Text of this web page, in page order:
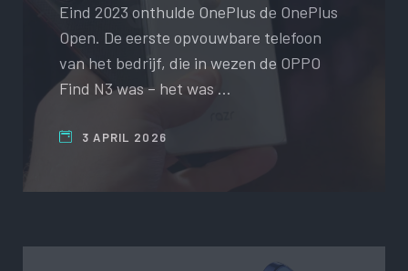
Eind 2023 onthulde OnePlus de OnePlus
Open. De eerste opvouwbare telefoon
van het bedrijf, die in wezen de OPPO
Find N3 was – het was …
3 APRIL 2026